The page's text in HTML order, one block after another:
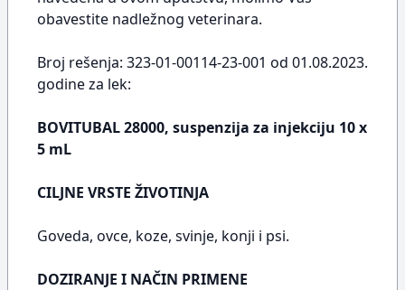
obavestite nadležnog veterinara.
Broj rešenja: 323-01-00114-23-001 od 01.08.2023.
godine za lek:
BOVITUBAL 28000, suspenzija za injekciju 10 x
5 mL
CILJNE VRSTE ŽIVOTINJA
Goveda, ovce, koze, svinje, konji i psi.
DOZIRANJE I NAČIN PRIMENE